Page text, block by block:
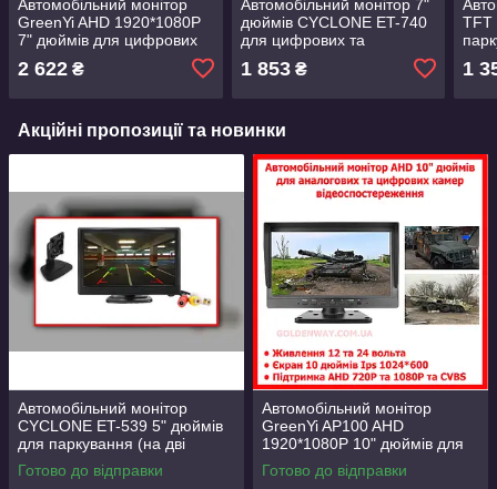
Автомобільний монітор
GreenYi AHD 1920*1080P
7" дюймів для цифрових
AHD та аналогових камер
12-24В
2 622 ₴
Автомобільний монітор 7"
дюймів CYCLONE ET-740
для цифрових та
AHD/CVBS підтримка 12-
1 853₴
TFT
1
Акційні пропозиції та новинки
Автомобільний монітор
CYCLONE ET-539 5" дюймів
для паркування (на дві
камери) на ніжці на торпеду
та скло
Готово до відправки
Автомобільний монітор
GreenYi AP100 AHD
1920*1080P 10" дюймів для
цифрових AHD і аналогових
CVBS камер
Готово до відправки